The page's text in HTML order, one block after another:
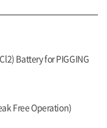
Battery for PIGGING
Free Operation)